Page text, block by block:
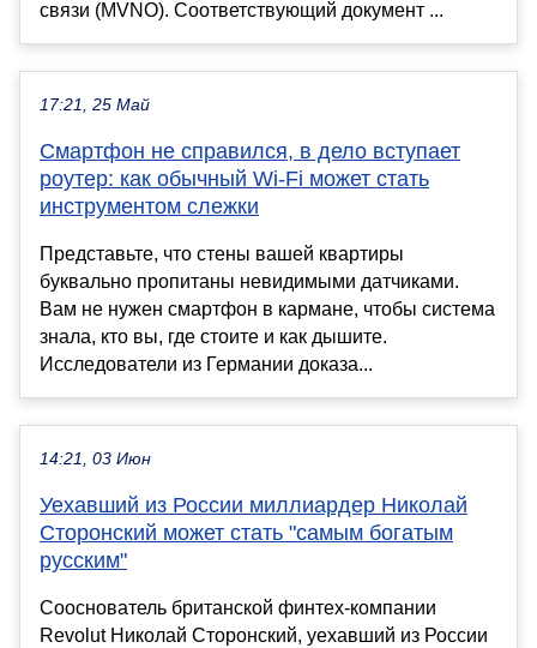
связи (MVNO). Соответствующий документ ...
17:21, 25 Май
Смартфон не справился, в дело вступает
роутер: как обычный Wi-Fi может стать
инструментом слежки
Представьте, что стены вашей квартиры
буквально пропитаны невидимыми датчиками.
Вам не нужен смартфон в кармане, чтобы система
знала, кто вы, где стоите и как дышите.
Исследователи из Германии доказа...
14:21, 03 Июн
Уехавший из России миллиардер Николай
Сторонский может стать "самым богатым
русским"
Сооснователь британской финтех-компании
Revolut Николай Сторонский, уехавший из России